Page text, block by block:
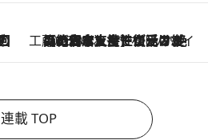
工藤まやのおもてなしハワイ
2026.8.6
【ハワイ土産】ローカルの絶大な支持で復活！ 絶品の幻クッキー《元ファンの日本人女性が受け継いだ名店》
連載 TOP